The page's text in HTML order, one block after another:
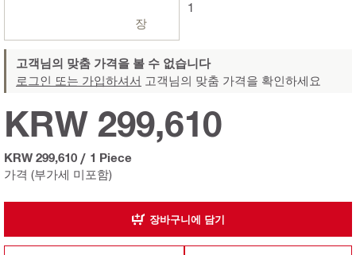
장
1
고객님의 맞춤 가격을 볼 수 없습니다
로그인 또는 가입하셔서 고객님의 맞춤 가격을 확인하세요
가격 (부가세 미포함)
KRW 299,610
KRW 299,610 / 1 Piece
장바구니에 담기